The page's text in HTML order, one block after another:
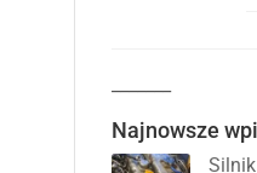
Najnowsze
Silnik